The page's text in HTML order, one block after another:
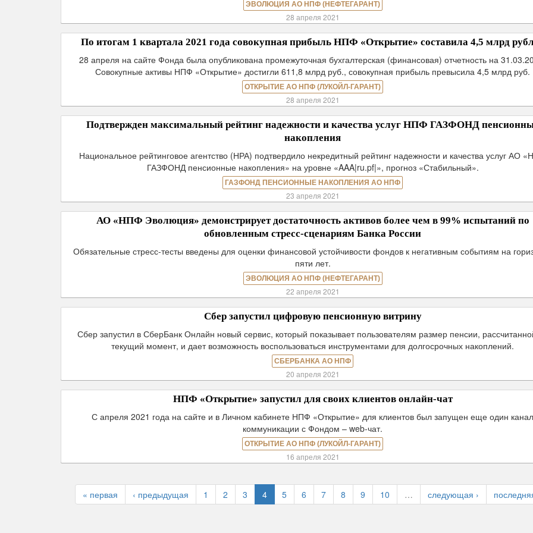
ЭВОЛЮЦИЯ АО НПФ (НЕФТЕГАРАНТ)
28 апреля 2021
По итогам 1 квартала 2021 года совокупная прибыль НПФ «Открытие» составила 4,5 млрд
28 апреля на сайте Фонда была опубликована промежуточная бухгалтерская (финансовая) отчетность на
Совокупные активы НПФ «Открытие» достигли 611,8 млрд руб., совокупная прибыль превысила 4,5 млрд руб.
ОТКРЫТИЕ АО НПФ (ЛУКОЙЛ-ГАРАНТ)
28 апреля 2021
Подтвержден максимальный рейтинг надежности и качества услуг НПФ ГАЗФОНД
накопления
Национальное рейтинговое агентство (НРА) подтвердило некредитный рейтинг надежности и качества услуг АО
ГАЗФОНД пенсионные накопления» на уровне «AAA|ru.pf|», прогноз «Стабильный».
ГАЗФОНД ПЕНСИОННЫЕ НАКОПЛЕНИЯ АО НПФ
23 апреля 2021
АО «НПФ Эволюция» демонстрирует достаточность активов более чем в 99% испытаний по
обновленным стресс-сценариям Банка России
Обязательные стресс-тесты введены для оценки финансовой устойчивости фондов к негативным событиям на
пяти лет.
ЭВОЛЮЦИЯ АО НПФ (НЕФТЕГАРАНТ)
22 апреля 2021
Сбер запустил цифровую пенсионную витрину
Сбер запустил в СберБанк Онлайн новый сервис, который показывает пользователям размер пенсии,
текущий момент, и дает возможность воспользоваться инструментами для долгосрочных накоплений.
СБЕРБАНКА АО НПФ
20 апреля 2021
НПФ «Открытие» запустил для своих клиентов онлайн-чат
С апреля 2021 года на сайте и в Личном кабинете НПФ «Открытие» для клиентов был запущен еще один канал
коммуникации с Фондом – web-чат.
ОТКРЫТИЕ АО НПФ (ЛУКОЙЛ-ГАРАНТ)
16 апреля 2021
« первая ‹ предыдущая 1 2 3 4 5 6 7 8 9 10 … следующая ›